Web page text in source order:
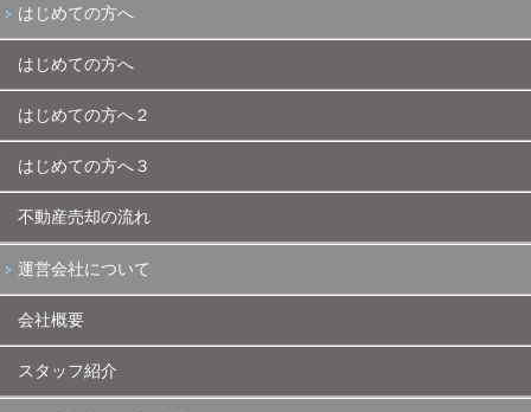
はじめての方へ
はじめての方へ
はじめての方へ２
はじめての方へ３
不動産売却の流れ
運営会社について
会社概要
スタッフ紹介